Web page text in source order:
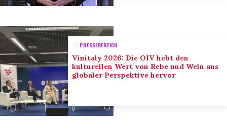
PRESSEBEREICH
Vinitaly 2026: Die OIV hebt den
kulturellen Wert von Rebe und Wein aus
globaler Perspektive hervor